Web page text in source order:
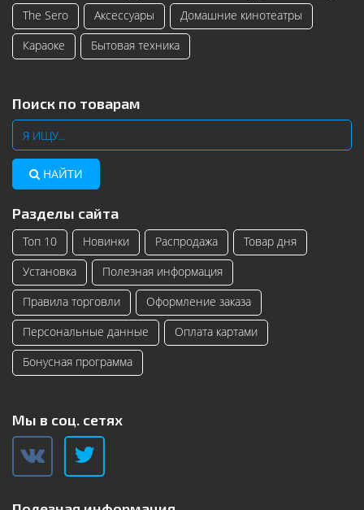
The Sero
Аксессуары
Домашние кинотеатры
Караоке
Бытовая техника
Поиск по товарам
НАЙТИ
Разделы сайта
Топ 10 Новинки Распродажа
Товар дня
Установка
Полезная информация
Правила торговли
Оформление заказа
Персональные данные
Оплата картами
Бонусная программа
Мы в соц. сетях